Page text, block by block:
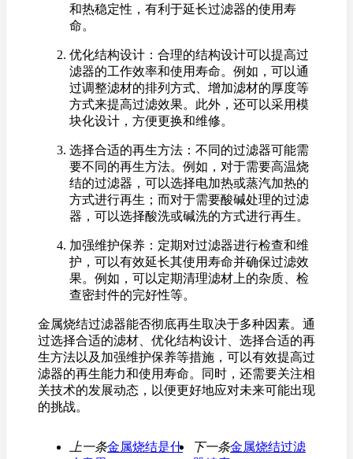
和热稳定性，有利于延长过滤器的使用寿
命。
优化结构设计：合理的结构设计可以提高过
滤器的工作效率和使用寿命。例如，可以通
过调整滤材的排列方式、增加滤材的厚度等
方式来提高过滤效果。此外，还可以采用模
块化设计，方便更换和维修。
选择合适的再生方法：不同的过滤器可能需
要不同的再生方法。例如，对于需要高温烧
结的过滤器，可以选择电加热或蒸汽加热的
方式进行再生；而对于需要酸碱处理的过滤
器，可以选择酸洗或碱洗的方式进行再生。
加强维护保养：定期对过滤器进行检查和维
护，可以有效延长其使用寿命并确保过滤效
果。例如，可以定期清理滤材上的杂质、检
查密封件的完好性等。
金属烧结过滤器能否彻底再生取决于多种因素。通
过选择合适的滤材、优化结构设计、选择合适的再
生方法以及加强维护保养等措施，可以有效提高过
滤器的再生能力和使用寿命。同时，还需要关注相
关技术的发展动态，以便更好地应对未来可能出现
的挑战。
上一条金属烧结是什
下一条金属烧结过滤